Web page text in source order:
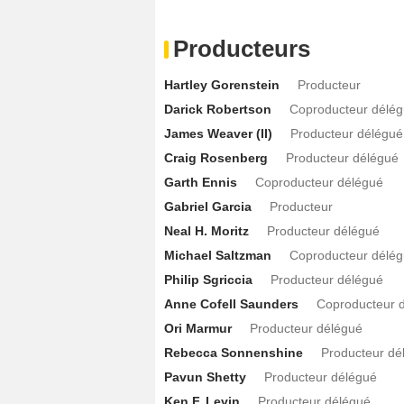
Malcolm Barrett Seth Reed
Barbara Gordon (XVI) Judy Atkinson
Christopher Lennertz Christopher
Ess Hödlmoser Cindy - 1 Episode :6
Ana Sani Anika - 1 Episode :4
J.D. Nicholsen Ed Flanagan
Chris Hansen Chris Hansen - 1
Dr. Park 2
Michael Ayres Jay - 1 Episode : 6
Stephanie Jungtabitha Samantha
Chris Mark Blindspot - 1 Episode :
Producteurs
Hartley Gorenstein
Producteur
Darick Robertson
Coproducteur
James Weaver (II)
Producteur délégué
Craig Rosenberg
Producteur délégué
Garth Ennis
Coproducteur délégué
Gabriel Garcia
Producteur
Neal H. Moritz
Producteur délégué
Michael Saltzman
Coproducteur
Philip Sgriccia
Producteur délégué
Anne Cofell Saunders
Coproducteur
Ori Marmur
Producteur délégué
Rebecca Sonnenshine
Producteur
Pavun Shetty
Producteur délégué